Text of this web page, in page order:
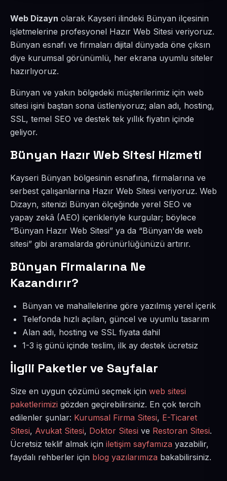
Web Dizayn olarak Kayseri ilindeki Bünyan ilçesinin
işletmelerine profesyonel Hazır Web Sitesi veriyoruz.
Bünyan esnafı ve firmaları dijital dünyada öne çıksın
diye kurumsal görünümlü, her ekrana uyumlu siteler
hazırlıyoruz.
Bünyan ve yakın bölgedeki müşterilerimiz için web
sitesi işini baştan sona üstleniyoruz; alan adı, hosting,
SSL, temel SEO ve destek tek yıllık fiyatın içinde
geliyor.
Bünyan Hazır Web Sitesi Hizmeti
Kayseri Bünyan bölgesinin esnafına, firmalarına ve
serbest çalışanlarına Hazır Web Sitesi veriyoruz. Web
Dizayn, sitenizi Bünyan ölçeğinde yerel SEO ve
yapay zekâ (AEO) içerikleriyle kurgular; böylece
“Bünyan Hazır Web Sitesi” ya da “Bünyan'de web
sitesi” gibi aramalarda görünürlüğünüzü artırır.
Bünyan Firmalarına Ne
Kazandırır?
Bünyan ve mahallelerine göre yazılmış yerel içerik
Telefonda hızlı açılan, güncel ve uyumlu tasarım
Alan adı, hosting ve SSL fiyata dahil
1-3 iş günü içinde teslim, ilk ay destek ücretsiz
İlgili Paketler ve Sayfalar
Size en uygun çözümü seçmek için web sitesi
paketlerimizi gözden geçirebilirsiniz. En çok tercih
edilenler şunlar: Kurumsal Firma Sitesi, E-Ticaret
Sitesi, Avukat Sitesi, Doktor Sitesi ve Restoran Sitesi.
Ücretsiz teklif almak için iletişim sayfamıza yazabilir,
faydalı rehberler için blog yazılarımıza bakabilirsiniz.